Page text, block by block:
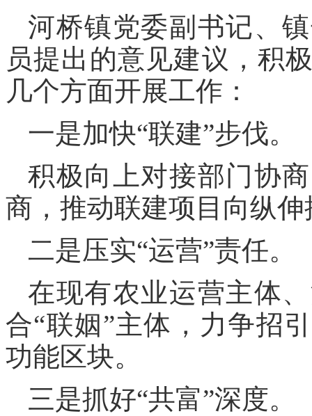
河桥镇党委副书记、
员提出的意见建议，积
几个方面开展工作：
一是加快“联建”步伐。
积极向上对接部门协
商，推动联建项目向纵伸
二是压实“运营”责任。
在现有农业运营主体
合“联姻”主体，力争招
功能区块。
三是抓好“共富”深度。